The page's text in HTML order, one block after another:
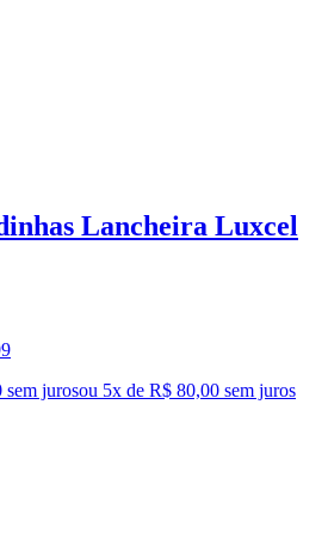
Lancheira Luxcel
sem jurosou 5x de R$ 80,00 sem juros